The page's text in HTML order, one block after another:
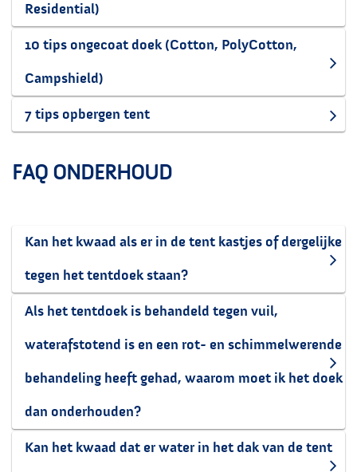
Residential)
10 tips ongecoat doek (Cotton, PolyCotton,
Campshield)
7 tips opbergen tent
FAQ ONDERHOUD
Kan het kwaad als er in de tent kastjes of dergelijke
tegen het tentdoek staan?
Als het tentdoek is behandeld tegen vuil,
waterafstotend is en een rot- en schimmelwerende
behandeling heeft gehad, waarom moet ik het doek
dan onderhouden?
Kan het kwaad dat er water in het dak van de tent